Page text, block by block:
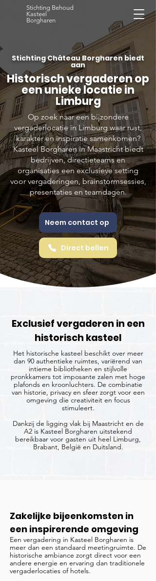
Stichting Behoud
Kasteel
Borgharen
Stichting Château Borgharen biedt
aan
Historisch vergaderen op
een unieke locatie in
Limburg
Op zoek naar een bijzondere
vergaderlocatie in Limburg waar rust,
karakter en inspiratie samenkomen?
Kasteel Borgharen in Maastricht biedt
bedrijven, directieteams en
organisaties een exclusieve setting
voor vergaderingen, brainstormsessies,
presentaties en teamdagen.
Neem contact op
Direct bellen
Exclusief vergaderen in een
historisch kasteel
Het historische kasteel beschikt over meer
dan 90 authentieke ruimtes, variërend van
intieme bibliotheken en stijlvolle
pronkkamers tot imposante zalen met hoge
plafonds en kroonluchters. De combinatie
van historie, privacy en sfeer zorgt voor een
omgeving die creativiteit en focus
stimuleert.
Dankzij de ligging vlak bij Maastricht en de
A2 is Kasteel Borgharen uitstekend
bereikbaar voor gasten uit heel Limburg,
Brabant, België en Duitsland.
Zakelijke bijeenkomsten in
een inspirerende omgeving
Een vergadering in Kasteel Borgharen is
meer dan een standaard meetingruimte. De
historische ambiance zorgt direct voor een
andere energie en ervaring dan traditionele
vergaderlocaties of hotels.